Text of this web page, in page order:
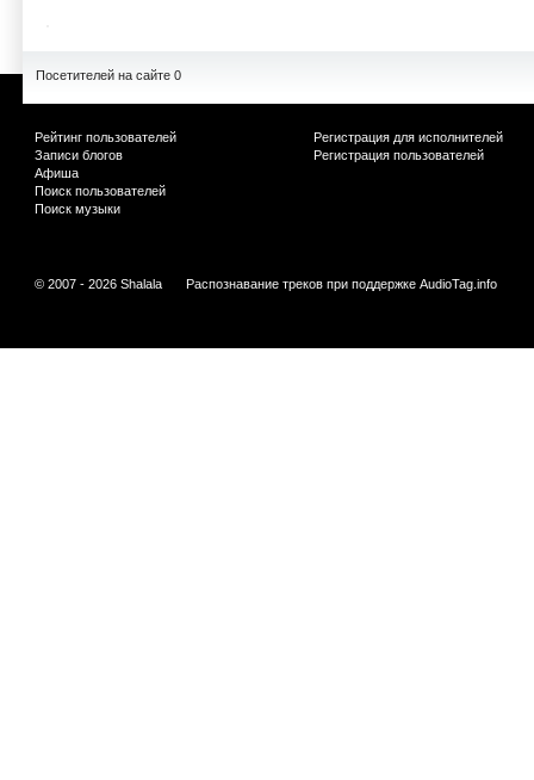
Посетителей на сайте 0
Рейтинг пользователей
Записи блогов
Афиша
Поиск пользователей
Поиск музыки
Регистрация для исполнителей
Регистрация пользователей
© 2007 - 2026 Shalala Распознавание треков при поддержке AudioTag.info